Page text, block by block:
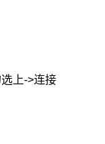
上->连接